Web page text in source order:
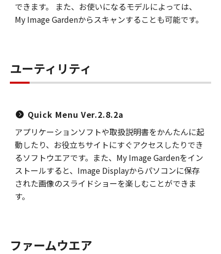
できます。 また、お使いになるモデルによっては、
My Image Gardenからスキャンすることも可能です。
ユーティリティ
Quick Menu Ver.2.8.2a
アプリケーションソフトや取扱説明書をかんたんに起
動したり、お役立ちサイトにすぐアクセスしたりでき
るソフトウエアです。また、My Image Gardenをイン
ストールすると、Image Displayからパソコンに保存
された画像のスライドショーを楽しむことができま
す。
ファームウエア